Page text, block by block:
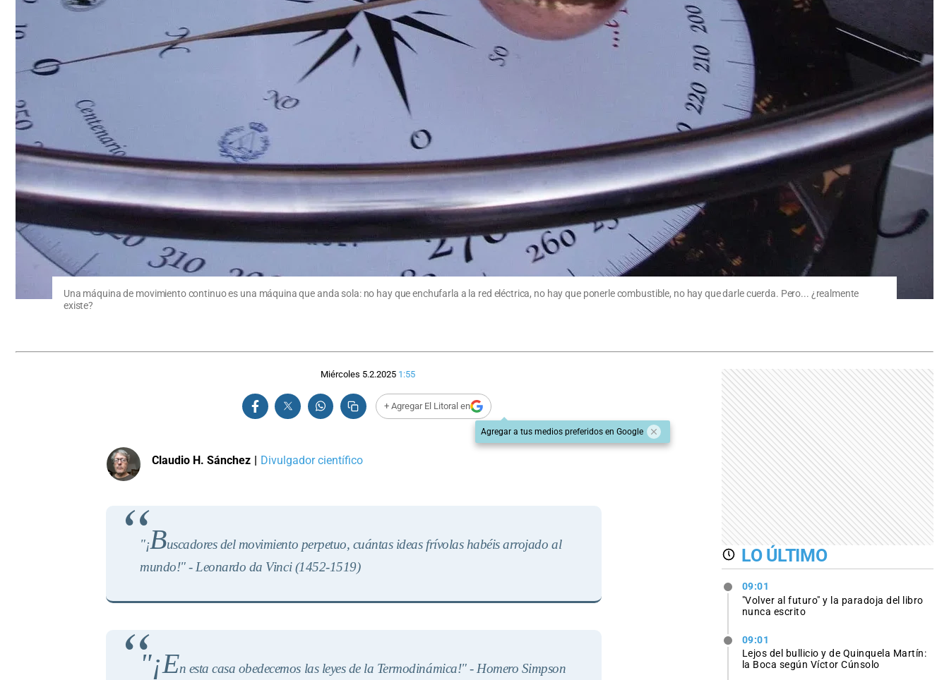
Una máquina de movimiento continuo es una máquina que anda sola: no hay que enchufarla a la red eléctrica, no hay que ponerle combustible, no hay que darle cuerda. Pero... ¿realmente
existe?
Miércoles 5.2.2025 1:55
+ Agregar El Litoral en
Agregar a tus medios preferidos en Google
Claudio H. Sánchez | Divulgador científico
"¡Buscadores del movimiento perpetuo, cuántas ideas frívolas habéis arrojado al
mundo!" - Leonardo da Vinci (1452-1519)
"¡En esta casa obedecemos las leyes de la Termodinámica!" - Homero Simpson
LO ÚLTIMO
09:01
"Volver al futuro" y la paradoja del libro
nunca escrito
09:01
Lejos del bullicio y de Quinquela Martín:
la Boca según Víctor Cúnsolo